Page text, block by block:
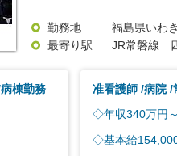
勤務地
福島県いわ
最寄り駅
JR常磐線
病棟勤務
准看護師 病院
◇年収340万円～
◇基本給